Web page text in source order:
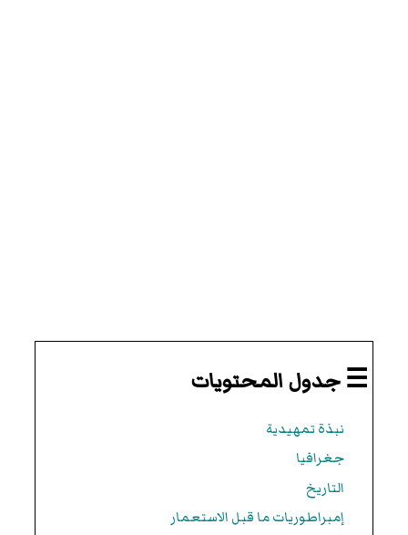
☰ جدول المحتويات
نبذة تمهيدية
جغرافيا
التاريخ
إمبراطوريات ما قبل الاستعمار